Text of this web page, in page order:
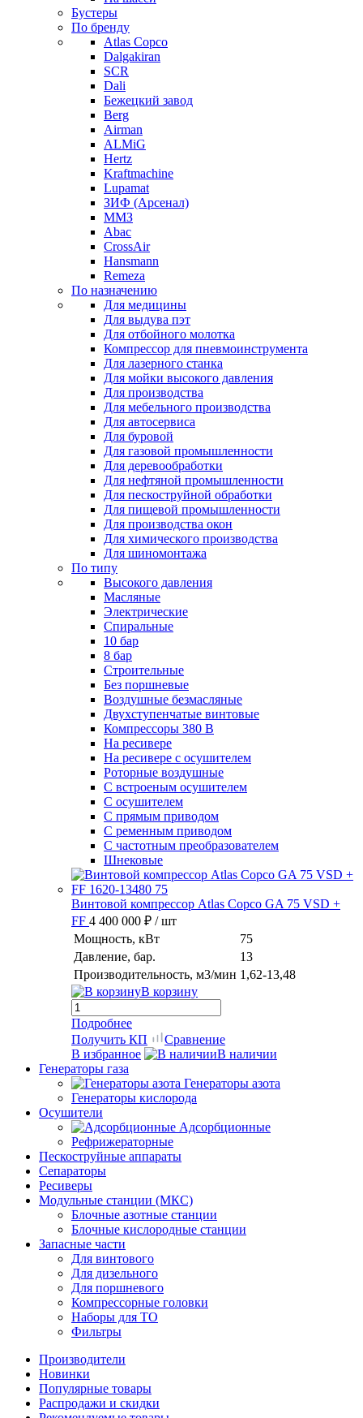
Бустеры
По бренду
Atlas Copco
Dalgakiran
SCR
Dali
Бежецкий завод
Berg
Airman
ALMiG
Hertz
Kraftmachine
Lupamat
ЗИФ (Арсенал)
ММЗ
Abac
CrossAir
Hansmann
Remeza
По назначению
Для медицины
Для выдува пэт
Для отбойного молотка
Компрессор для пневмоинструмента
Для лазерного станка
Для мойки высокого давления
Для производства
Для мебельного производства
Для автосервиса
Для буровой
Для газовой промышленности
Для деревообработки
Для нефтяной промышленности
Для пескоструйной обработки
Для пищевой промышленности
Для производства окон
Для химического производства
Для шиномонтажа
По типу
Высокого давления
Масляные
Электрические
Спиральные
10 бар
8 бар
Cтроительные
Без поршневые
Воздушные безмасляные
Двухступенчатые винтовые
Компрессоры 380 В
На ресивере
На ресивере с осушителем
Роторные воздушные
С встроеным осушителем
С осушителем
С прямым приводом
С ременным приводом
С частотным преобразователем
Шнековые
Винтовой компрессор Atlas Copco GA 75 VSD +
FF 4 400 000 ₽ / шт
Мощность, кВт
75
Давление, бар.
13
Производительность, м3/мин 1,62-13,48
В корзину
Подробнее
Получить КП
Сравнение
В избранное
В наличии
Генераторы газа
Генераторы азота
Генераторы кислорода
Осушители
Адсорбционные
Рефрижераторные
Пескоструйные аппараты
Сепараторы
Ресиверы
Модульные станции (МКС)
Блочные азотные станции
Блочные кислородные станции
Запасные части
Для винтового
Для дизельного
Для поршневого
Компрессорные головки
Наборы для ТО
Фильтры
Производители
Новинки
Популярные товары
Распродажи и скидки